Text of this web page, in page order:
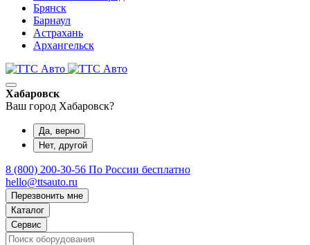
Брянск
Барнаул
Астрахань
Архангельск
Хабаровск
Ваш город Хабаровск?
Да, верно
Нет, другой
8 (800) 200-30-56 По России бесплатно
hello@ttsauto.ru
Перезвонить мне
Каталог
Сервис